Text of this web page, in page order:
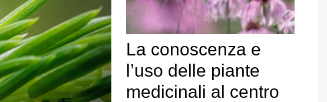
La conoscenza e
l’uso delle piante
medicinali al centro